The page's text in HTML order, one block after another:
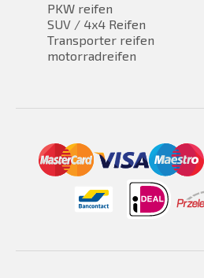
PKW reifen
SUV / 4x4 Reifen
Transporter reifen
motorradreifen